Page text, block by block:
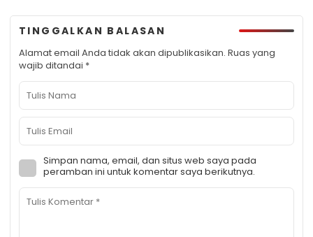
TINGGALKAN BALASAN
Alamat email Anda tidak akan dipublikasikan. Ruas yang
wajib ditandai *
Simpan nama, email, dan situs web saya pada
peramban ini untuk komentar saya berikutnya.